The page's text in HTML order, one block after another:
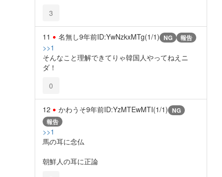
3
11 名無し9年前ID:YwNzkxMTg(1/1) NG 報告
>>1
そんなこと理解できてりゃ韓国人やってねえニ
ダ！
0
12 かわうそ9年前ID:YzMTEwMTI(1/1) NG
報告
>>1
馬の耳に念仏
朝鮮人の耳に正論